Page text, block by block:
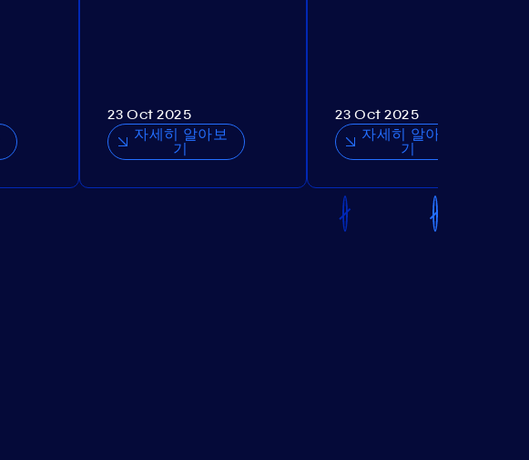
23 Oct 2025
자세히 알아보
기
23 Oct 2025
자세히 알아보
기